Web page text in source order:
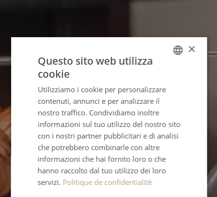
ENGLISH
SPANISH
ITALIAN
PORTUGUESE
×
Questo sito web utilizza
cookie
Utilizziamo i cookie per personalizzare
contenuti, annunci e per analizzare il
nostro traffico. Condividiamo inoltre
informazioni sul tuo utilizzo del nostro sito
con i nostri partner pubblicitari e di analisi
che potrebbero combinarle con altre
informazioni che hai fornito loro o che
hanno raccolto dal tuo utilizzo dei loro
servizi. Politique de confidentialité